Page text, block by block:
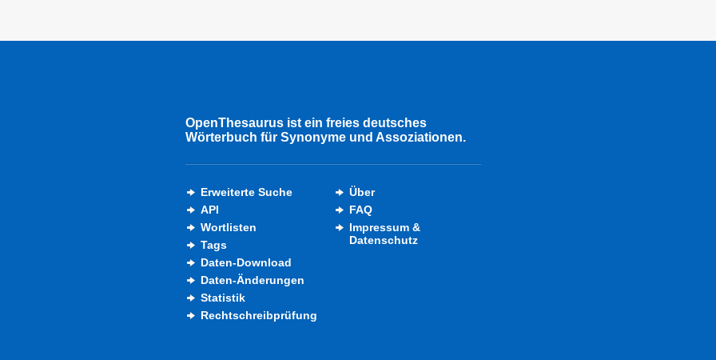
OpenThesaurus ist ein freies deutsches
Wörterbuch für Synonyme und Assoziationen.
Erweiterte Suche
API
Wortlisten
Tags
Daten-Download
Daten-Änderungen
Statistik
Rechtschreibprüfung
Über
FAQ
Impressum &
Datenschutz